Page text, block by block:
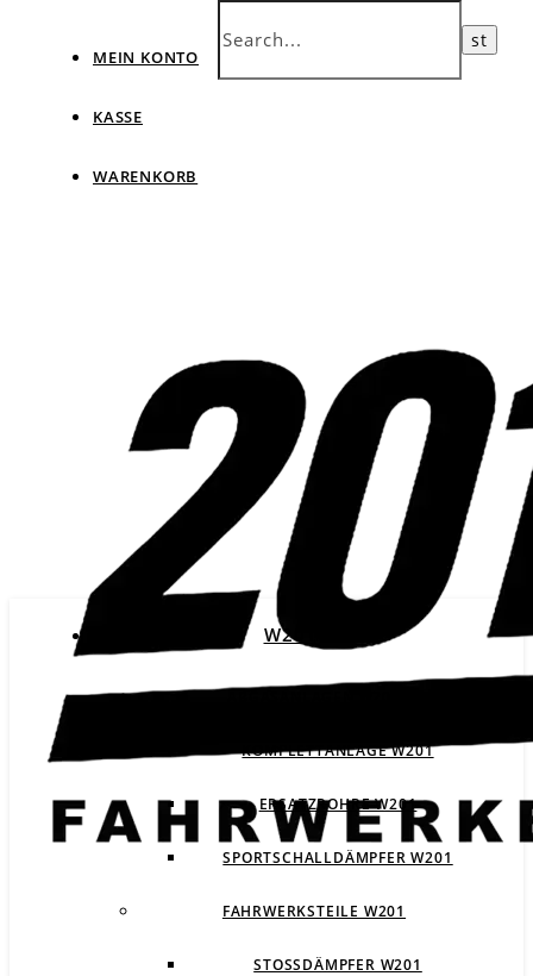
MEIN KONTO
KASSE
WARENKORB
W201
KOMPLETTANLAGE W201
ERSATZROHRE W201
SPORTSCHALLDÄMPFER W201
FAHRWERKSTEILE W201
STOSSDÄMPFER W201